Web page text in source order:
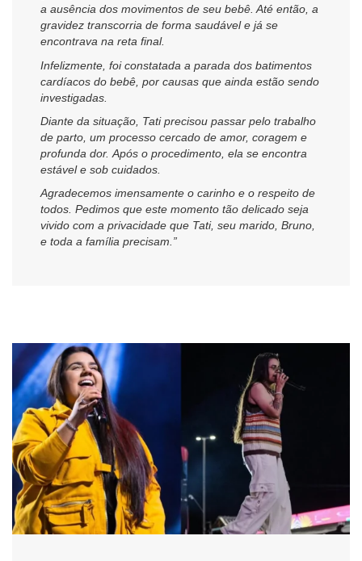
a ausência dos movimentos de seu bebê. Até então, a
gravidez transcorria de forma saudável e já se
encontrava na reta final.
Infelizmente, foi constatada a parada dos batimentos
cardíacos do bebê, por causas que ainda estão sendo
investigadas.
Diante da situação, Tati precisou passar pelo trabalho
de parto, um processo cercado de amor, coragem e
profunda dor. Após o procedimento, ela se encontra
estável e sob cuidados.
Agradecemos imensamente o carinho e o respeito de
todos. Pedimos que este momento tão delicado seja
vivido com a privacidade que Tati, seu marido, Bruno,
e toda a família precisam.”